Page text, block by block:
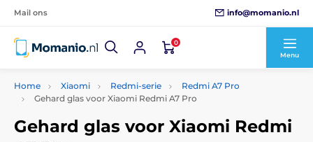
Mail ons info@momanio.nl
0
Menu
Home Xiaomi Redmi-serie
Redmi A7 Pro
Gehard glas voor Xiaomi Redmi A7 Pro
Gehard glas voor Xiaomi Redmi